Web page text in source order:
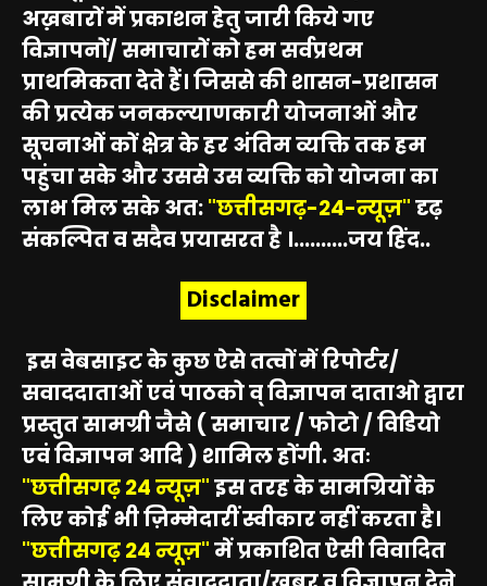
अख़बारों में प्रकाशन हेतु जारी किये गए
विज्ञापनों/ समाचारों को हम सर्वप्रथम
प्राथमिकता देते हैं। जिससे की शासन-प्रशासन
की प्रत्येक जनकल्याणकारी योजनाओं और
सूचनाओं कों क्षेत्र के हर अंतिम व्यक्ति तक हम
पहुंचा सके और उससे उस व्यक्ति को योजना का
लाभ मिल सके अत:"छत्तीसगढ़-24-न्यूज़"दृढ़
संकल्पित व सदैव प्रयासरत है ।..........जय हिंद..
Disclaimer
इस वेबसाइट के कुछ ऐसे तत्वों में रिपोर्टर/
सवाददाताओं एवं पाठको व् विज्ञापन दाताओ द्वारा
प्रस्तुत सामग्री जैसे ( समाचार / फोटो / विडियो
एवं विज्ञापन आदि ) शामिल होंगी. अतः
"छत्तीसगढ़ 24 न्यूज़"इस तरह के सामग्रियों के
लिए कोई भी ज़िम्मेदारीं स्वीकार नहीं करता है।
"छत्तीसगढ़ 24 न्यूज़"में प्रकाशित ऐसी विवादित